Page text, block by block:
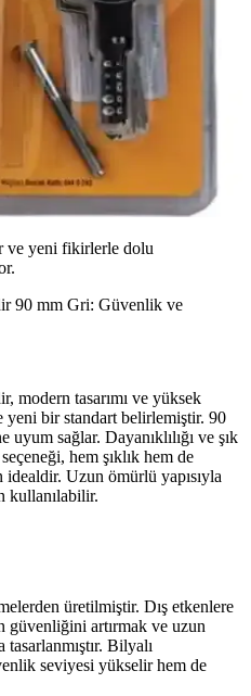
ve yeni fikirlerle dolu
90 mm Gri: Güvenlik ve
modern tasarımı ve yüksek
yeni bir standart belirlemiştir. 90
sağlar. Dayanıklılığı ve şık
hem şıklık hem de
Uzun ömürlü yapısıyla
kullanılabilir.
üretilmiştir. Dış etkenlere
güvenliğini artırmak ve uzun
Bilyalı
seviyesi yükselir hem de